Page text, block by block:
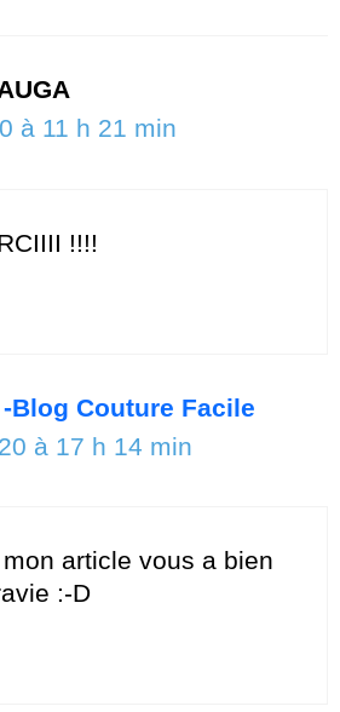
à 11 h 21 min
!!!!
Blog Couture Facile
à 17 h 14 min
article vous a bien
:-D